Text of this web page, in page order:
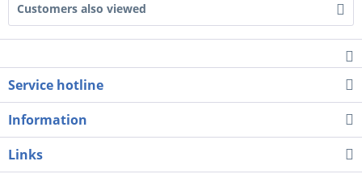
Customers also viewed
Service hotline
Information
Links